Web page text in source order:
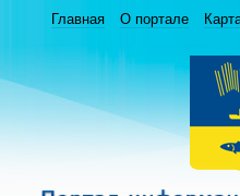
Главная О портале